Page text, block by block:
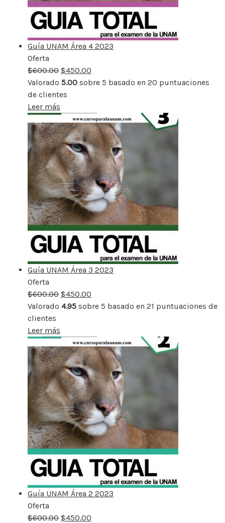
Guía UNAM Área 4 2023
Oferta
rebajado
$600.00 $450.00
Valorado 5.00 sobre 5 basado en 20 puntuaciones
de clientes
Leer más
Guía UNAM Área 3 2023
Oferta
rebajado
$600.00 $450.00
Valorado 4.95 sobre 5 basado en 21 puntuaciones de
clientes
Leer más
Guía UNAM Área 2 2023
Oferta
rebajado
$600.00 $450.00